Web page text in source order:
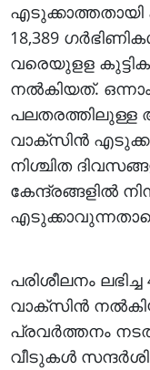
എടുക്കാത്തതായി
18,389
വരെയുളള
നല്‍കിയത്.
വാക്‌സിന്‍
നിശ്ചിത
കേന്ദ്രങ്ങളില്‍
പരിശീലനം
വാക്‌സിന്‍
പ്രവര്‍ത്തനം
വീടുകള്‍